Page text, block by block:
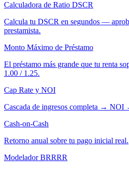
Calculadora de Ratio DSCR
Calcula tu DSCR en segundos —
prestamista.
Monto Máximo de Préstamo
El préstamo más grande que tu renta
1.00 / 1.25.
Cap Rate y NOI
Cascada de ingresos completa → NOI
Cash-on-Cash
Retorno anual sobre tu pago inicial real.
Modelador BRRRR